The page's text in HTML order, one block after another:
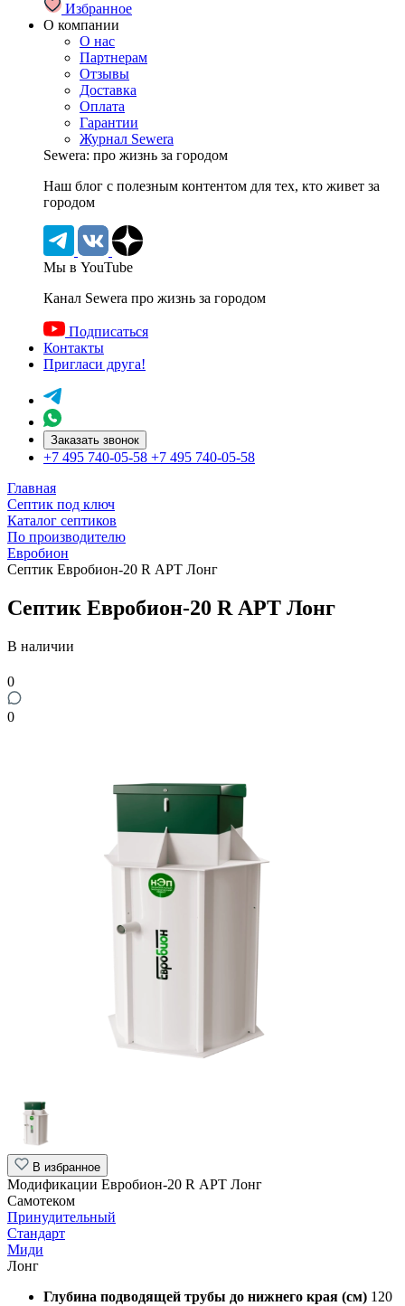
Избранное
О компании
О нас
Партнерам
Отзывы
Доставка
Оплата
Гарантии
Журнал Sewera
Sewera: про жизнь за городом
Наш блог c полезным контентом для тех, кто живет за
городом
Мы в YouTube
Канал Sewera про жизнь за городом
Подписаться
Контакты
Пригласи друга!
Заказать звонок
+7 495 740-05-58 +7 495 740-05-58
Главная
Септик под ключ
Каталог септиков
По производителю
Евробион
Септик Евробион-20 R АРТ Лонг
Септик Евробион-20 R АРТ Лонг
В наличии
0
0
В избранное
Модификации Евробион-20 R АРТ Лонг
Самотеком
Принудительный
Стандарт
Миди
Лонг
Глубина подводящей трубы до нижнего края (см) 120